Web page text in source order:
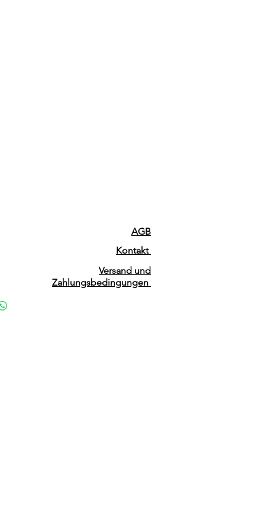
AGB
Kontakt
Versand und
Zahlungsbedingungen